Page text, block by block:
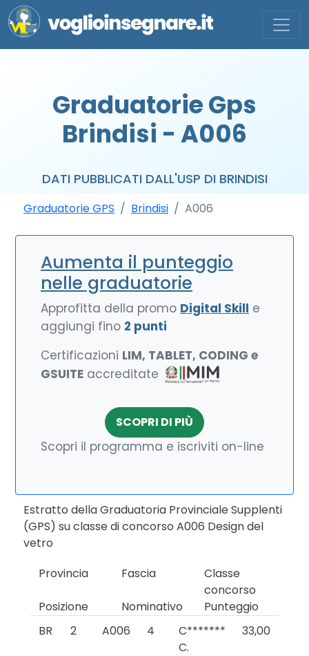
Graduatorie Gps
Brindisi - A006
DATI PUBBLICATI DALL'USP DI BRINDISI
Graduatorie GPS Brindisi A006
Aumenta il punteggio
nelle graduatorie
Approfitta della promo Digital Skill e
aggiungi fino 2 punti
Certificazioni LIM, TABLET, CODING e
GSUITE accreditate
SCOPRI DI PIÙ
Scopri il programma e iscriviti on-line
Estratto della Graduatoria Provinciale Supplenti
(GPS) su classe di concorso A006 Design del
vetro
Provincia
Fascia
Classe
concorso
Posizione
Nominativo
Punteggio
BR
2 A006 4
C*******
C.
33,00